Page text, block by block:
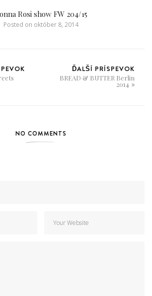
Rosi show FW 204/15
Posted on október 8, 2014
ĎALŠÍ PRÍSPEVOK
BREAD & BUTTER Berlin
2014
NO COMMENTS